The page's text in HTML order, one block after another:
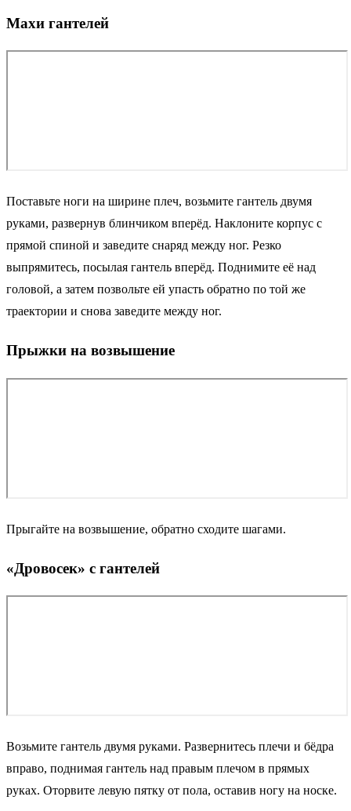
Махи гантелей
Поставьте ноги на ширине плеч, возьмите гантель двумя
руками, развернув блинчиком вперёд. Наклоните корпус с
прямой спиной и заведите снаряд между ног. Резко
выпрямитесь, посылая гантель вперёд. Поднимите её над
головой, а затем позвольте ей упасть обратно по той же
траектории и снова заведите между ног.
Прыжки на возвышение
Прыгайте на возвышение, обратно сходите шагами.
«Дровосек» с гантелей
Возьмите гантель двумя руками. Развернитесь плечи и бёдра
вправо, поднимая гантель над правым плечом в прямых
руках. Оторвите левую пятку от пола, оставив ногу на носке.